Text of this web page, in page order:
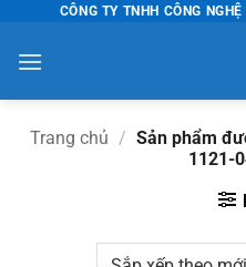
nội
dung
CÔNG TY TNHH CÔNG
Trang chủ / Sản phẩm
1121-